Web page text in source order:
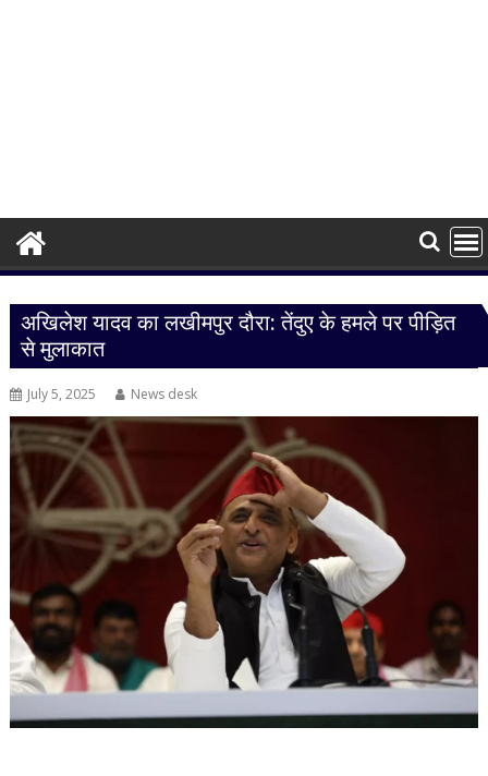
अखिलेश यादव का लखीमपुर दौरा: तेंदुए के हमले पर पीड़ित
से मुलाकात
July 5, 2025 News desk